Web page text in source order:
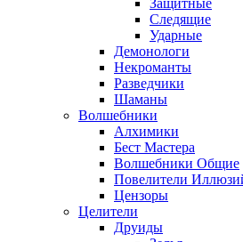
Защитные
Следящие
Ударные
Демонологи
Некроманты
Разведчики
Шаманы
Волшебники
Алхимики
Бест Мастера
Волшебники Общие
Повелители
Цензоры
Целители
Друиды